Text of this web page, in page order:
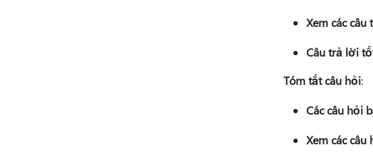
Xem các
Câu trả lời
Tóm tắt câu hỏi:
Các câu hỏi
Xem các